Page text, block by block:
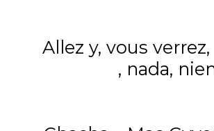
Allez y, vous
, nada,